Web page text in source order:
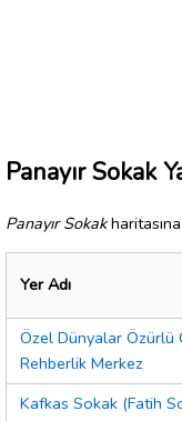
Panayır Sokak
Panayır Sokak
Yer Adı
Özel Dünyalar Özürlü
Rehberlik Merkez
Kafkas Sokak (Fatih